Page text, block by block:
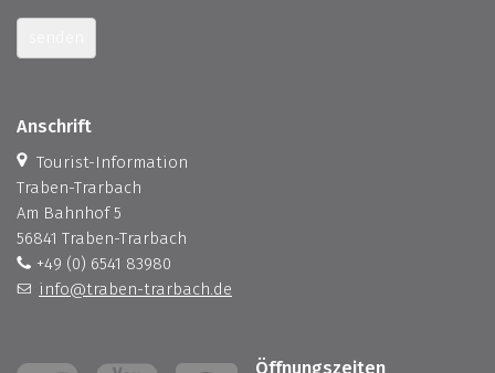
Anschrift
Tourist-Information
Traben-Trarbach
Am Bahnhof 5
56841 Traben-Trarbach
+49 (0) 6541 83980
info@traben-trarbach.de
Öffnungszeiten